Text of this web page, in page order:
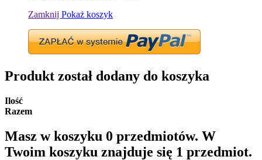
Zamknij Pokaż koszyk
Produkt został dodany do koszyka
Ilość
Razem
Masz w koszyku 0 przedmiotów. W
Twoim koszyku znajduje się 1 przedmiot.